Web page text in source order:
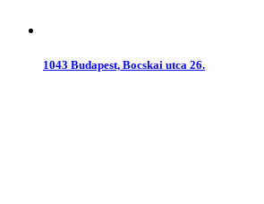
1043 Budapest, Bocskai utca 26.